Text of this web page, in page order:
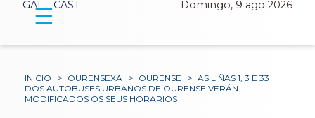
GAL CAST Domingo, 9 ago 2026
☰
INICIO > OURENSEXA > OURENSE > AS LIÑAS 1, 3 E 33
DOS AUTOBUSES URBANOS DE OURENSE VERÁN
MODIFICADOS OS SEUS HORARIOS